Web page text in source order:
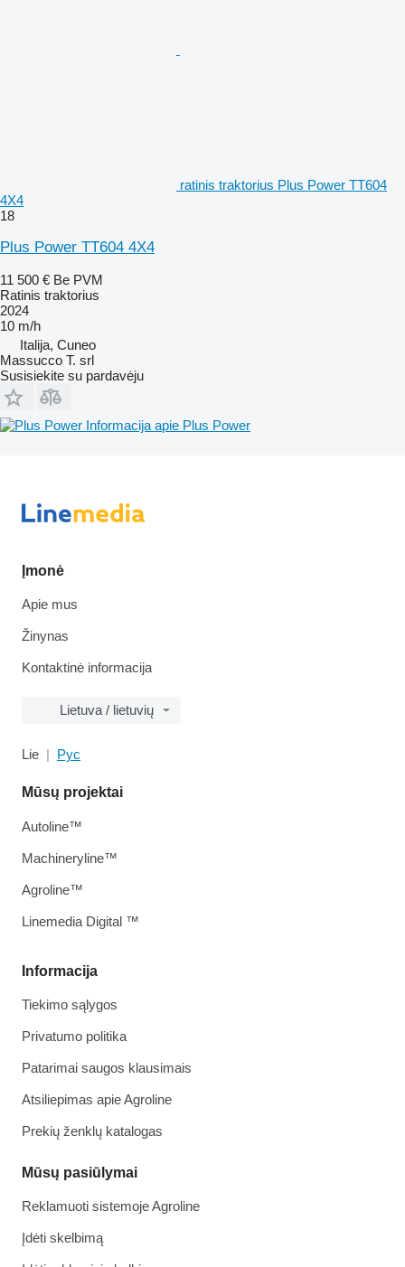
ratinis traktorius Plus Power TT604
4X4
18
Plus Power TT604 4X4
11 500 € Be PVM
Ratinis traktorius
2024
10 m/h
Italija, Cuneo
Massucco T. srl
Susisiekite su pardavėju
Informacija apie Plus Power
Įmonė
Apie mus
Žinynas
Kontaktinė informacija
Lietuva / lietuvių
Lie Рус
Informacija
Tiekimo sąlygos
Privatumo politika
Patarimai saugos klausimais
Atsiliepimas apie Agroline
Prekių ženklų katalogas
Mūsų pasiūlymai
Reklamuoti sistemoje Agroline
Įdėti skelbimą
Mūsų projektai
Autoline™
Machineryline™
Agroline™
Linemedia Digital ™